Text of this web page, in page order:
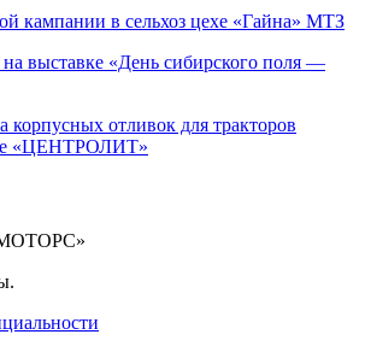
кампании в сельхоз цехе «Гайна» МТЗ
выставке «День сибирского поля —
корпусных отливок для тракторов
«ЦЕНТРОЛИТ»